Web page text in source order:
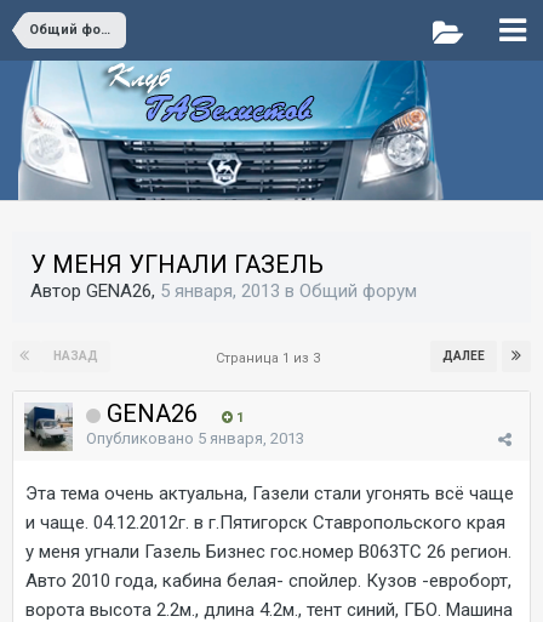
Общий форум
У МЕНЯ УГНАЛИ ГАЗЕЛЬ
Автор GENA26, 5 января, 2013 в Общий форум
НАЗАД ДАЛЕЕ
Страница 1 из 3
GENA26 1
Опубликовано 5 января, 2013
Эта тема очень актуальна, Газели стали угонять всё чаще
и чаще. 04.12.2012г. в г.Пятигорск Ставропольского края
у меня угнали Газель Бизнес гос.номер В063ТС 26 регион.
Авто 2010 года, кабина белая- спойлер. Кузов -евроборт,
ворота высота 2.2м., длина 4.2м., тент синий, ГБО. Машина